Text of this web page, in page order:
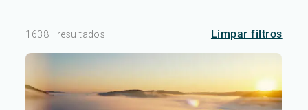
1638 resultados Limpar filtros